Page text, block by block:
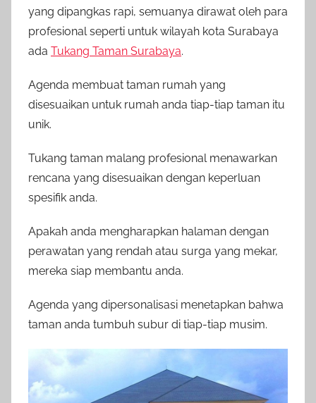
yang dipangkas rapi, semuanya dirawat oleh para
profesional seperti untuk wilayah kota Surabaya
ada Tukang Taman Surabaya.
Agenda membuat taman rumah yang
disesuaikan untuk rumah anda tiap-tiap taman itu
unik.
Tukang taman malang profesional menawarkan
rencana yang disesuaikan dengan keperluan
spesifik anda.
Apakah anda mengharapkan halaman dengan
perawatan yang rendah atau surga yang mekar,
mereka siap membantu anda.
Agenda yang dipersonalisasi menetapkan bahwa
taman anda tumbuh subur di tiap-tiap musim.